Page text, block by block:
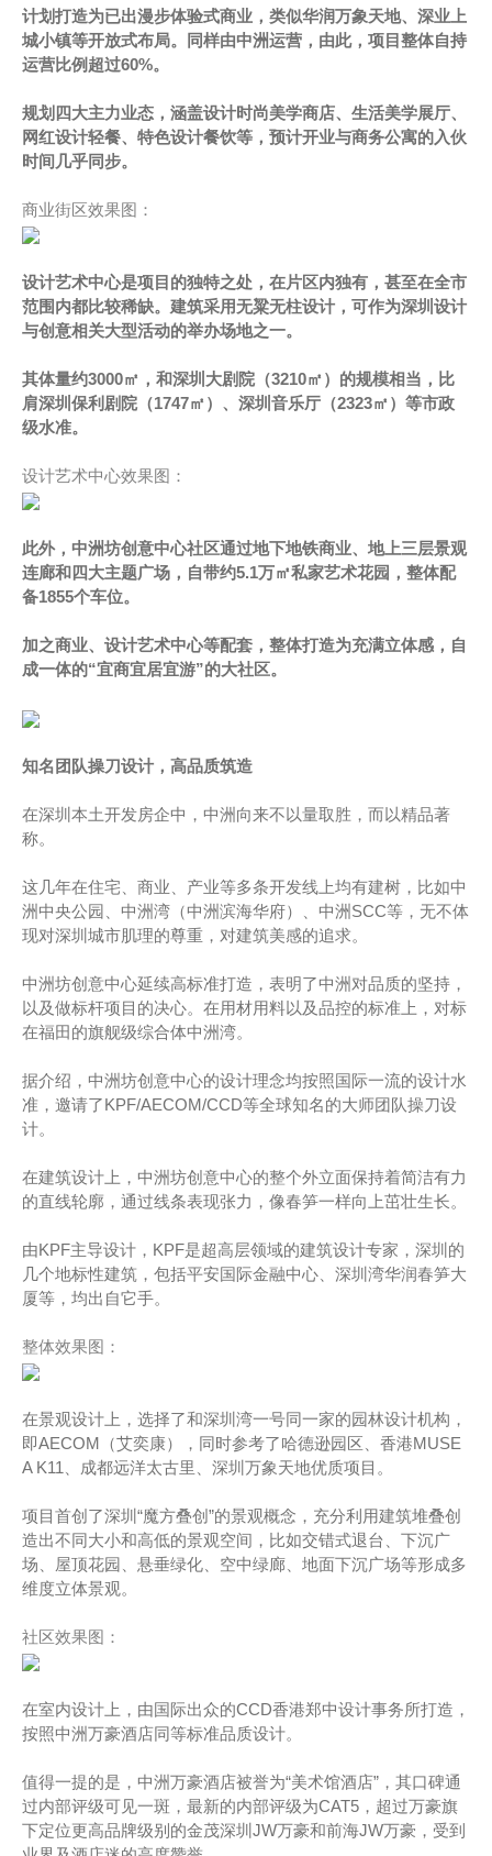
计划打造为已出漫步体验式商业，类似华润万象天地、深业上
城小镇等开放式布局。同样由中洲运营，由此，项目整体自持
运营比例超过60%。
规划四大主力业态，涵盖设计时尚美学商店、生活美学展厅、
网红设计轻餐、特色设计餐饮等，预计开业与商务公寓的入伙
时间几乎同步。
商业街区效果图：
设计艺术中心是项目的独特之处，在片区内独有，甚至在全市
范围内都比较稀缺。建筑采用无粱无柱设计，可作为深圳设计
与创意相关大型活动的举办场地之一。
其体量约3000㎡，和深圳大剧院（3210㎡）的规模相当，比
肩深圳保利剧院（1747㎡）、深圳音乐厅（2323㎡）等市政
级水准。
设计艺术中心效果图：
此外，中洲坊创意中心社区通过地下地铁商业、地上三层景观
连廊和四大主题广场，自带约5.1万㎡私家艺术花园，整体配
备1855个车位。
加之商业、设计艺术中心等配套，整体打造为充满立体感，自
成一体的“宜商宜居宜游”的大社区。
知名团队操刀设计，高品质筑造
在深圳本土开发房企中，中洲向来不以量取胜，而以精品著
称。
这几年在住宅、商业、产业等多条开发线上均有建树，比如中
洲中央公园、中洲湾（中洲滨海华府）、中洲SCC等，无不体
现对深圳城市肌理的尊重，对建筑美感的追求。
中洲坊创意中心延续高标准打造，表明了中洲对品质的坚持，
以及做标杆项目的决心。在用材用料以及品控的标准上，对标
在福田的旗舰级综合体中洲湾。
据介绍，中洲坊创意中心的设计理念均按照国际一流的设计水
准，邀请了KPF/AECOM/CCD等全球知名的大师团队操刀设
计。
在建筑设计上，中洲坊创意中心的整个外立面保持着简洁有力
的直线轮廓，通过线条表现张力，像春笋一样向上茁壮生长。
由KPF主导设计，KPF是超高层领域的建筑设计专家，深圳的
几个地标性建筑，包括平安国际金融中心、深圳湾华润春笋大
厦等，均出自它手。
整体效果图：
在景观设计上，选择了和深圳湾一号同一家的园林设计机构，
即AECOM（艾奕康），同时参考了哈德逊园区、香港MUSE
A K11、成都远洋太古里、深圳万象天地优质项目。
项目首创了深圳“魔方叠创”的景观概念，充分利用建筑堆叠创
造出不同大小和高低的景观空间，比如交错式退台、下沉广
场、屋顶花园、悬垂绿化、空中绿廊、地面下沉广场等形成多
维度立体景观。
社区效果图：
在室内设计上，由国际出众的CCD香港郑中设计事务所打造，
按照中洲万豪酒店同等标准品质设计。
值得一提的是，中洲万豪酒店被誉为“美术馆酒店”，其口碑通
过内部评级可见一斑，最新的内部评级为CAT5，超过万豪旗
下定位更高品牌级别的金茂深圳JW万豪和前海JW万豪，受到